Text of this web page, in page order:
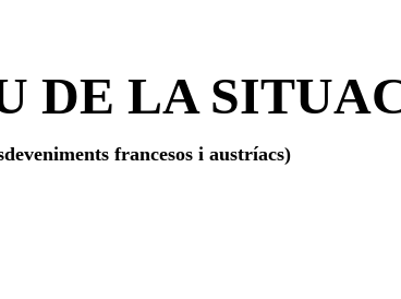
DE LA
francesos i austríacs)